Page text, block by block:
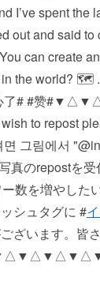
I’ve spent the
out and said
can create
the world? 🗺
心了# #赞#
to repost
면 그림에서
真のrepostを
数を増やした
シュタグに #
ざいます。 皆